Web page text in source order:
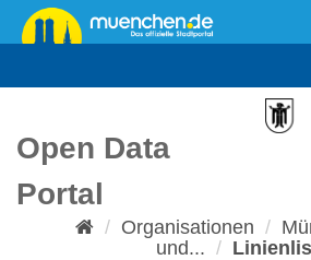
Überspringen
zum
Open Data
Portal
Organisationen
und...